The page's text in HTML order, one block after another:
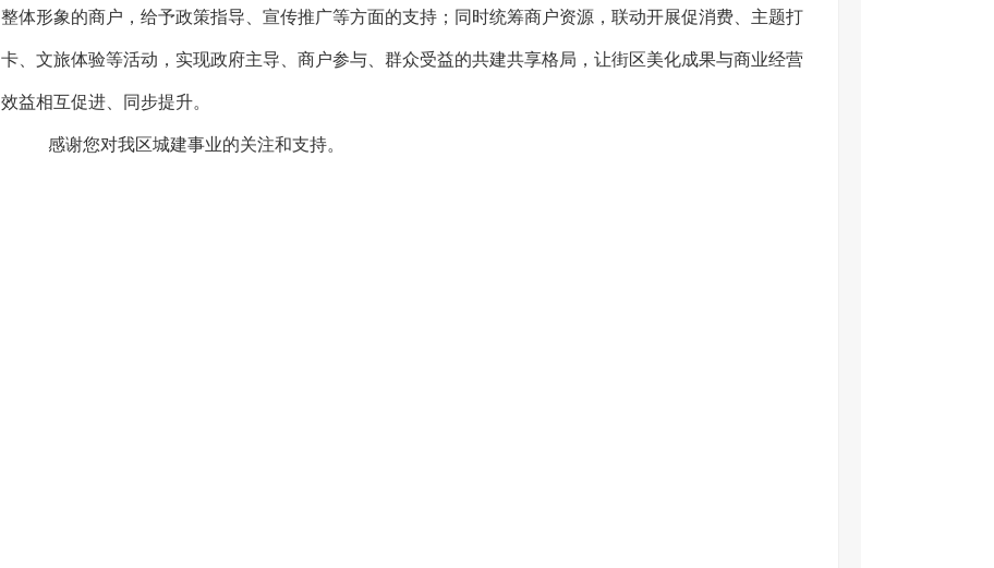
整体形象的商户，给予政策指导、宣传推广等方面的支持；同时统筹商户资源，联动开展促消费、主题打
卡、文旅体验等活动，实现政府主导、商户参与、群众受益的共建共享格局，让街区美化成果与商业经营
效益相互促进、同步提升。
感谢您对我区城建事业的关注和支持。